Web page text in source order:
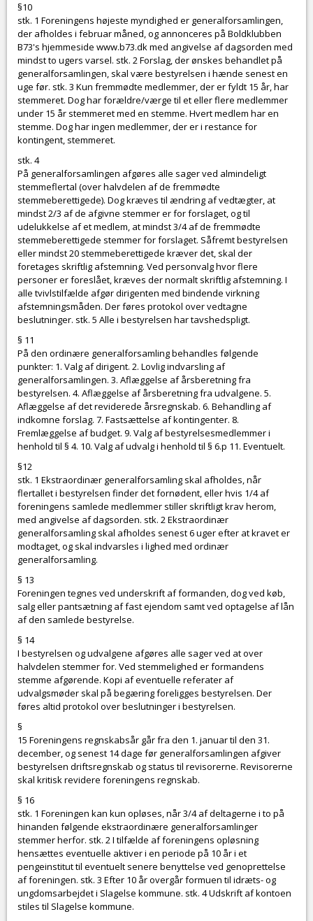
§10
stk. 1 Foreningens højeste myndighed er generalforsamlingen,
der afholdes i februar måned, og annonceres på Boldklubben
B73's hjemmeside www.b73.dkmed angivelse af dagsorden med
mindst to ugers varsel. stk. 2 Forslag, der ønskes behandlet på
generalforsamlingen, skal være bestyrelsen i hænde senest en
uge før. stk. 3 Kun fremmødte medlemmer, der er fyldt 15 år, har
stemmeret. Dog har forældre/værge til et eller flere medlemmer
under 15 år stemmeret med en stemme. Hvert medlem har en
stemme. Dog har ingen medlemmer, der er i restance for
kontingent, stemmeret.
stk. 4
På generalforsamlingen afgøres alle sager ved almindeligt
stemmeflertal (over halvdelen af de fremmødte
stemmeberettigede). Dog kræves til ændring af vedtægter, at
mindst 2/3 af de afgivne stemmer er for forslaget, og til
udelukkelse af et medlem, at mindst 3/4 af de fremmødte
stemmeberettigede stemmer for forslaget. Såfremt bestyrelsen
eller mindst 20 stemmeberettigede kræver det, skal der
foretages skriftlig afstemning. Ved personvalg hvor flere
personer er foreslået, kræves der normalt skriftlig afstemning. I
alle tvivlstilfælde afgør dirigenten med bindende virkning
afstemningsmåden. Der føres protokol over vedtagne
beslutninger. stk. 5 Alle i bestyrelsen har tavshedspligt.
§ 11
På den ordinære generalforsamling behandles følgende
punkter: 1. Valg af dirigent. 2. Lovlig indvarsling af
generalforsamlingen. 3. Aflæggelse af årsberetning fra
bestyrelsen. 4. Aflæggelse af årsberetning fra udvalgene. 5.
Aflæggelse af det reviderede årsregnskab. 6. Behandling af
indkomne forslag. 7. Fastsættelse af kontingenter. 8.
Fremlæggelse af budget. 9. Valg af bestyrelsesmedlemmer i
henhold til § 4. 10. Valg af udvalg i henhold til § 6.p 11. Eventuelt.
§12
stk. 1 Ekstraordinær generalforsamling skal afholdes, når
flertallet i bestyrelsen finder det fornødent, eller hvis 1/4 af
foreningens samlede medlemmer stiller skriftligt krav herom,
med angivelse af dagsorden. stk. 2 Ekstraordinær
generalforsamling skal afholdes senest 6 uger efter at kravet er
modtaget, og skal indvarsles i lighed med ordinær
generalforsamling.
§ 13
Foreningen tegnes ved underskrift af formanden, dog ved køb,
salg eller pantsætning af fast ejendom samt ved optagelse af lån
af den samlede bestyrelse.
§ 14
I bestyrelsen og udvalgene afgøres alle sager ved at over
halvdelen stemmer for. Ved stemmelighed er formandens
stemme afgørende. Kopi af eventuelle referater af
udvalgsmøder skal på begæring foreligges bestyrelsen. Der
føres altid protokol over beslutninger i bestyrelsen.
§
15 Foreningens regnskabsår går fra den 1. januar til den 31.
december, og senest 14 dage før generalforsamlingen afgiver
bestyrelsen driftsregnskab og status til revisorerne. Revisorerne
skal kritisk revidere foreningens regnskab.
§ 16
stk. 1 Foreningen kan kun opløses, når 3/4 af deltagerne i to på
hinanden følgende ekstraordinære generalforsamlinger
stemmer herfor. stk. 2 I tilfælde af foreningens opløsning
hensættes eventuelle aktiver i en periode på 10 år i et
pengeinstitut til eventuelt senere benyttelse ved genoprettelse
af foreningen. stk. 3 Efter 10 år overgår formuen til idræts- og
ungdomsarbejdet i Slagelse kommune. stk. 4 Udskrift af kontoen
stiles til Slagelse kommune.